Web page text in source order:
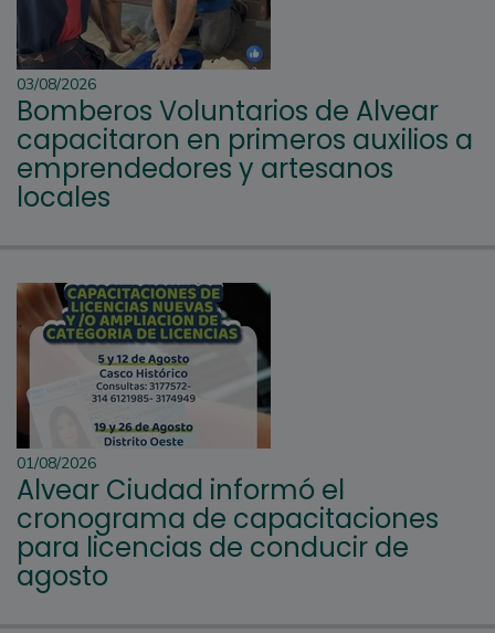
03/08/2026
Bomberos Voluntarios de Alvear
capacitaron en primeros auxilios a
emprendedores y artesanos
locales
01/08/2026
Alvear Ciudad informó el
cronograma de capacitaciones
para licencias de conducir de
agosto